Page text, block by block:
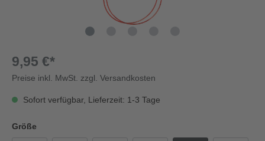
9,95 €*
Preise inkl. MwSt. zzgl. Versandkosten
Sofort verfügbar, Lieferzeit: 1-3 Tage
Größe